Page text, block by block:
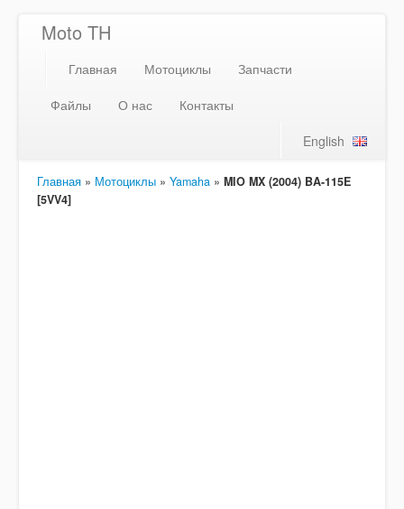
Moto TH
Главная Мотоциклы
Запчасти
Файлы
О нас
Контакты
English
Главная » Мотоциклы » Yamaha » MIO MX (2004) BA-115E
[5VV4]